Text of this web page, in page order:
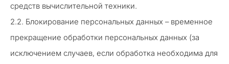
средств вычислительной техники.
2.2. Блокирование персональных данных – временное
прекращение обработки персональных данных (за
исключением случаев, если обработка необходима для